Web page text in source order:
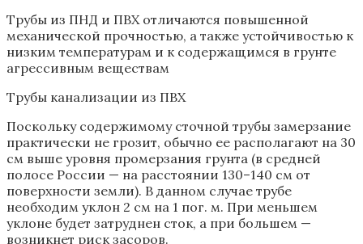
Трубы из ПНД и ПВХ отличаются повышенной
механической прочностью, а также устойчивостью к
низким температурам и к содержащимся в грунте
агрессивным веществам
Трубы канализации из ПВХ
Поскольку содержимому сточной трубы замерзание
практически не грозит, обычно ее располагают на 30
см выше уровня промерзания грунта (в средней
полосе России — на расстоянии 130–140 см от
поверхности земли). В данном случае трубе
необходим уклон 2 см на 1 пог. м. При меньшем
уклоне будет затруднен сток, а при большем —
возникнет риск засоров.